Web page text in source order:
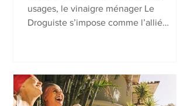
usages, le vinaigre ménager Le
Droguiste s’impose comme l’allié